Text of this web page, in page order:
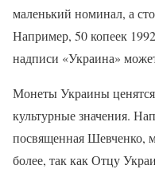
маленький номинал, а
Например, 50 копеек
надписи «Украина»
Монеты Украины ценятся
культурные значения.
посвященная Шевченко,
более, так как Отцу